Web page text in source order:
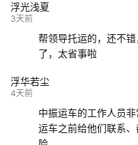
浮光浅夏
3天前
帮领导托运的，还不
了，太省事啦
浮华若尘
4天前
中振运车的工作人员
运车之前给他们联系